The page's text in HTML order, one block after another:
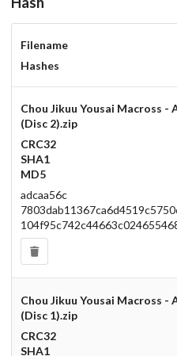
Filename
Hashes
Chou Jikuu Yousai Macross -
(Disc 2).zip
CRC32
SHA1
MD5
adcaa56c
Chou Jikuu Yousai Macross -
(Disc 1).zip
CRC32
SHA1